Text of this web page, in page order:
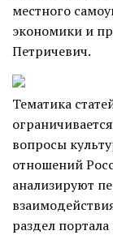
местного
экономики и
Петричевич.
Тематика
вопросы
отношений
анализируют
раздел